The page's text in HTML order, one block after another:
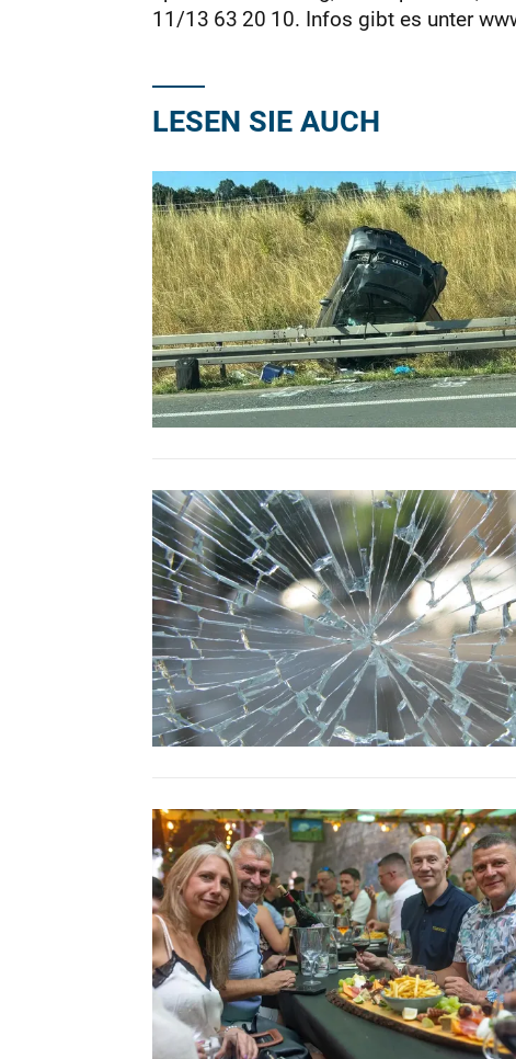
11/13 63 20 10. Infos gibt es unter
LESEN SIE AUCH